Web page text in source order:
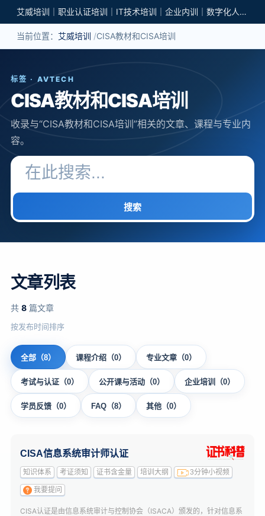
艾威培训｜职业认证培训｜IT技术培训｜企业内训｜数字化人才培养
当前位置： 艾威培训 CISA教材和CISA培训
标签 · AVTECH
CISA教材和CISA培训
收录与“CISA教材和CISA培训”相关的文章、课程与专业内
容。
搜索关键词
搜索
文章列表
共 8篇文章
按发布时间排序
全部（8） 课程介绍（0） 专业文章（0）
考试与认证（0） 公开课与活动（0） 企业培训（0）
学员反馈（0） FAQ（8） 其他（0）
CISA信息系统审计师认证
知识体系 考证须知 证书含金量 培训大纲 3分钟小视频
我要提问
CISA认证是由信息系统审计与控制协会（ISACA）颁发的，针对信息系